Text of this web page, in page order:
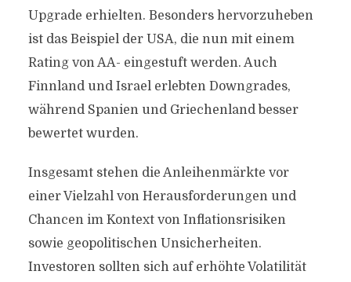
Upgrade erhielten. Besonders hervorzuheben
ist das Beispiel der USA, die nun mit einem
Rating von AA- eingestuft werden. Auch
Finnland und Israel erlebten Downgrades,
während Spanien und Griechenland besser
bewertet wurden.
Insgesamt stehen die Anleihenmärkte vor
einer Vielzahl von Herausforderungen und
Chancen im Kontext von Inflationsrisiken
sowie geopolitischen Unsicherheiten.
Investoren sollten sich auf erhöhte Volatilität